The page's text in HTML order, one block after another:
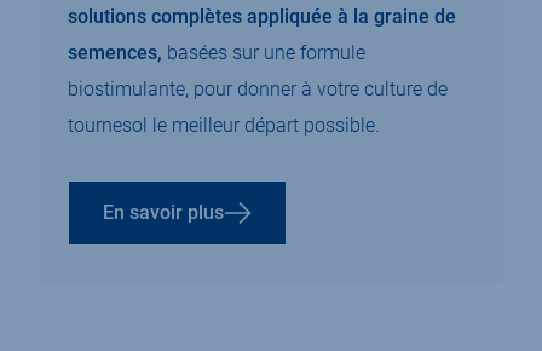
solutions complètes appliquée à la graine de
semences, basées sur une formule
biostimulante, pour donner à votre culture de
tournesol le meilleur départ possible.
En savoir plus